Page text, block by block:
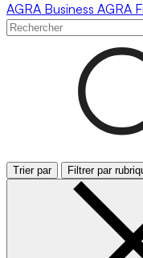
AGRA Business AGRA
Trier par Filtrer par